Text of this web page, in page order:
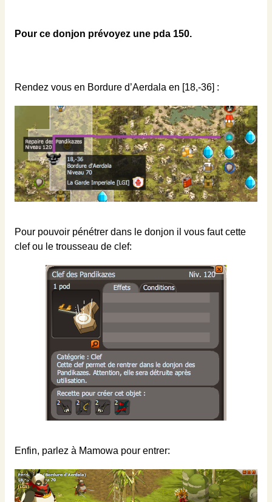
Pour ce donjon prévoyez une pda 150.
Rendez vous en Bordure d’Aerdala en [18,-36] :
Pour pouvoir pénétrer dans le donjon il vous faut cette
clef ou le trousseau de clef:
Enfin, parlez à Mamowa pour entrer: